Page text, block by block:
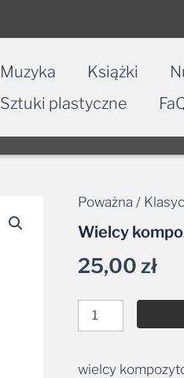
Muzyka Książki
Sztuki plastyczne
Poważna /
Wielcy
25,00zł
ilość
kompozytorzy:
/
2CD
Alternative:
wielcy